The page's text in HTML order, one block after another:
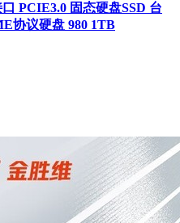
PCIE3.0 固态硬盘SSD 台
协议硬盘 980 1TB